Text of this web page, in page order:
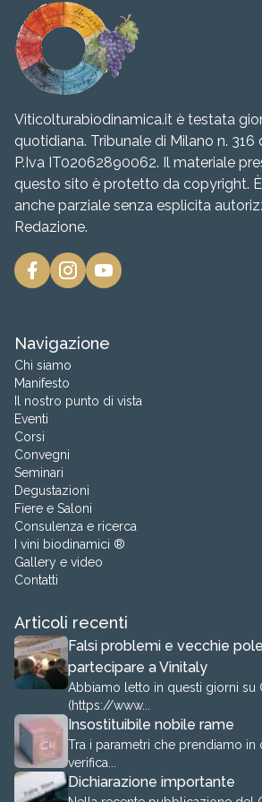
Viticolturabiodinamica.it è testata
quotidiana. Tribunale di Milano n.
P.Iva IT02062890062. Il materiale
questo sito è protetto da copyright.
anche parziale senza esplicita
Redazione.
Navigazione
Chi siamo
Manifesto
Il nostro punto di vista
Eventi
Corsi
Convegni
Seminari
Degustazioni
Fiere e Saloni
Consulenza e ricerca
I vini biodinamici ®
Gallery e video
Contatti
Articoli recenti
Falsi problemi e vecchie
partecipare a Vinitaly
Abbiamo letto in questi giorni su
(https://www...
Insostituibile nobile rame
Tra i parametri che prendiamo
verifica...
Dichiarazione importante